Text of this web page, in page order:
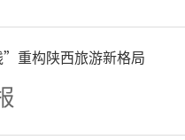
万军贤中
行行长的任
重构陕西旅游新格局